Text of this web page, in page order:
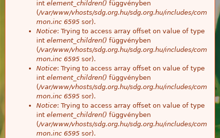
int element_children() függvényben
(/var/www/vhosts/sdg.org.hu/sdg.org.hu/includes/com
mon.inc 6595 sor).
Notice: Trying to access array offset on value of type
int element_children() függvényben
(/var/www/vhosts/sdg.org.hu/sdg.org.hu/includes/com
mon.inc 6595 sor).
Notice: Trying to access array offset on value of type
int element_children() függvényben
(/var/www/vhosts/sdg.org.hu/sdg.org.hu/includes/com
mon.inc 6595 sor).
Notice: Trying to access array offset on value of type
int element_children() függvényben
(/var/www/vhosts/sdg.org.hu/sdg.org.hu/includes/com
mon.inc 6595 sor).